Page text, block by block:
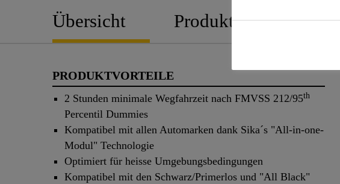
Übersicht Produktedetails
PRODUKTVORTEILE
2 Stunden minimale Wegfahrzeit nach FMVSS 212/95th
Percentil Dummies
Kompatibel mit allen Automarken dank Sika´s "All-in-one-
Modul" Technologie
Optimiert für heisse Umgebungsbedingungen
Kompatibel mit den Schwarz/Primerlos und "All Black"